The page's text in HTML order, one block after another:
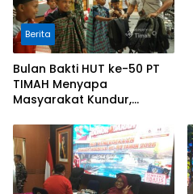
Berita
Bulan Bakti HUT ke-50 PT
TIMAH Menyapa
Masyarakat Kundur,